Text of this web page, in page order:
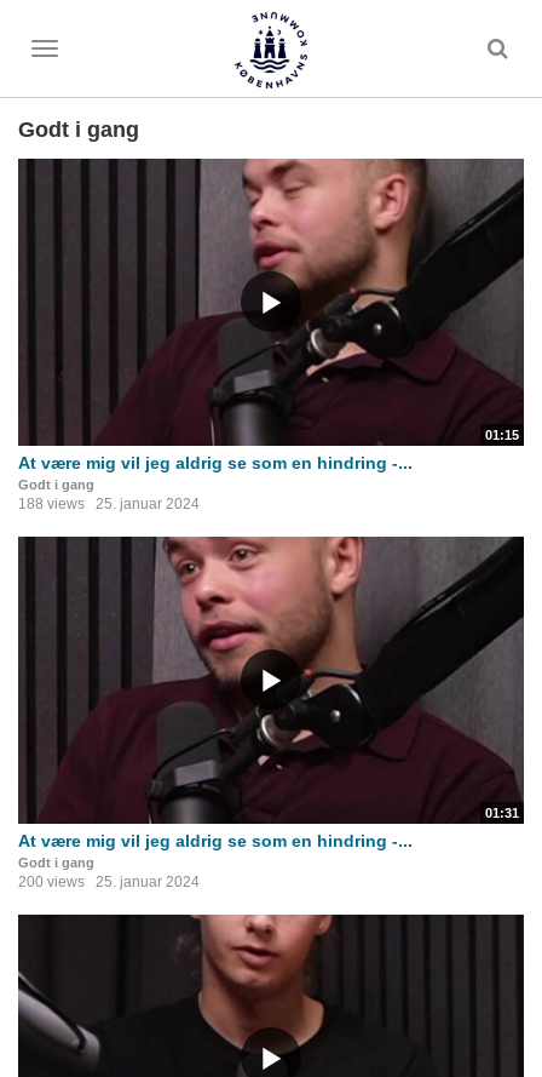
Toggle
Godt i gang
01:15
At være mig vil jeg aldrig se som en hindring -...
Godt i gang
188 views 25. januar 2024
01:31
At være mig vil jeg aldrig se som en hindring -...
Godt i gang
200 views 25. januar 2024